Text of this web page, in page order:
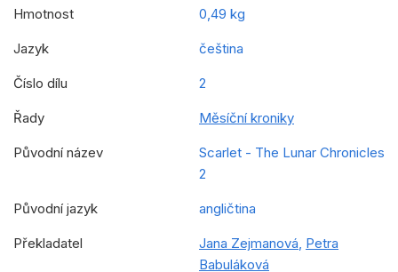
Hmotnost 0,49 kg
Jazyk čeština
Číslo dílu 2
Řady Měsíční kroniky
Původní název
Scarlet - The Lunar Chronicles
2
Původní jazyk angličtina
Překladatel Jana Zejmanová Petra
Babuláková